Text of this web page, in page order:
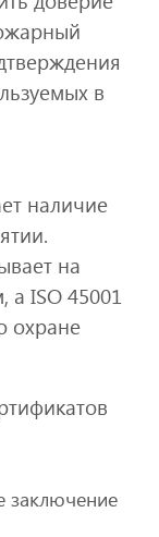
в
наличие
на
а ISO 45001
охране
заключение